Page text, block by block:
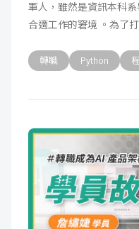
軍人，雖然是資訊本科
合適工作的窘境 。為了
轉職 Python